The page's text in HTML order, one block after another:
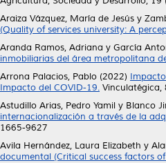
Araiza Vázquez, María de Jesús y
(Quality of services university: A
Aranda Ramos, Adriana y García
inmobiliarias del área metropolitana
Arrona Palacios, Pablo (2022)
Impacto del COVID-19. Vinculatégica,
Astudillo Arias, Pedro Yamil y Blanco
internacionalización a través de la
1665-9627
Avila Hernández, Laura Elizabeth y
documental (Critical success factors